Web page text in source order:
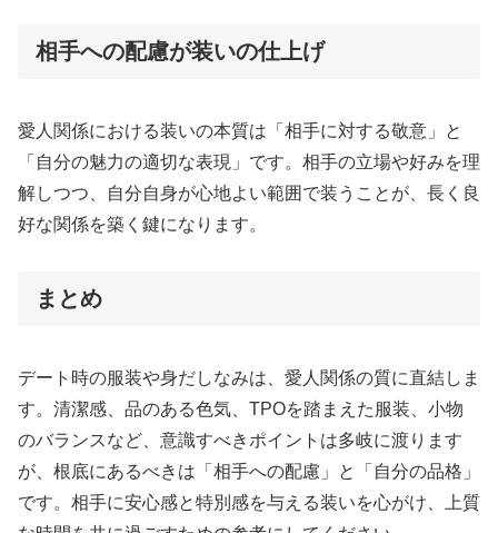
相手への配慮が装いの仕上げ
愛人関係における装いの本質は「相手に対する敬意」と
「自分の魅力の適切な表現」です。相手の立場や好みを理
解しつつ、自分自身が心地よい範囲で装うことが、長く良
好な関係を築く鍵になります。
まとめ
デート時の服装や身だしなみは、愛人関係の質に直結しま
す。清潔感、品のある色気、TPOを踏まえた服装、小物
のバランスなど、意識すべきポイントは多岐に渡ります
が、根底にあるべきは「相手への配慮」と「自分の品格」
です。相手に安心感と特別感を与える装いを心がけ、上質